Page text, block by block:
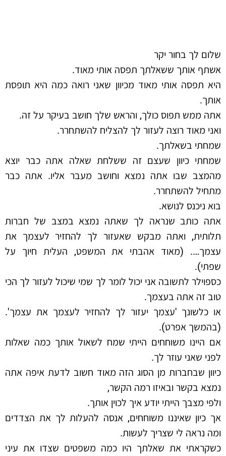
שלום לך בחור יקר
אשתף אותך ששאלתך תפסה אותי מאוד.
היא תפסה אותי מאוד מכיוון שאני רואה כמה היא תופסת
אותך.
אתה ממש תפוס כולך, והראש שלך חושב בעיקר על זה.
ואני מאוד רוצה לעזור לך להצליח להשתחרר.
שמחתי בשאלתך.
שמחתי כיוון שעצם זה ששלחת שאלה אתה כבר יוצא
מהמצב שבו אתה נמצא וחושב מעבר אליו. אתה כבר
מתחיל להשתחרר.
בוא ניכנס לנושא.
אתה כותב שנראה לך שאתה נמצא במצב של חברות
תלותית, ואתה מבקש שאעזור לך להחזיר לעצמך את
עצמך…. (מאוד אהבתי את המשפט, העלית חיוך על
שפתי).
כספוילר לתשובה אני יכול לומר לך שמי שיכול לעזור לך הכי
טוב זה אתה בעצמך.
או כלשונך 'עצמך יעזור לך להחזיר לעצמך את עצמך'.
(בהמשך אפרט).
אם היינו משוחחים הייתי שמח לשאול אותך כמה שאלות
לפני שאני עוזר לך.
כיוון שבחברות מן הסוג הזה מאוד חשוב לדעת איפה אתה
נמצא בקשר ובאיזו רמה הקשר,
ולפי מצבך הייתי יודע איך לכוין אותך.
אך כיון שאיננו משוחחים, אנסה להעלות לך את הצדדים
ומה נראה לי שצריך לעשות.
כשקראתי את שאלתך היו כמה משפטים שצדו את עיני